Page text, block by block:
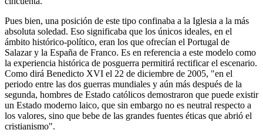
Pues bien, una posición de este tipo confinaba a la Iglesia a la más
absoluta soledad. Eso significaba que los únicos ideales, en el
ámbito histórico-político, eran los que ofrecían el Portugal de
Salazar y la España de Franco. Es en referencia a este modelo como
la experiencia histórica de posguerra permitirá rectificar el escenario.
Como dirá Benedicto XVI el 22 de diciembre de 2005, "en el
periodo entre las dos guerras mundiales y aún más después de la
segunda, hombres de Estado católicos demostraron que puede existir
un Estado moderno laico, que sin embargo no es neutral respecto a
los valores, sino que bebe de las grandes fuentes éticas que abrió el
cristianismo".